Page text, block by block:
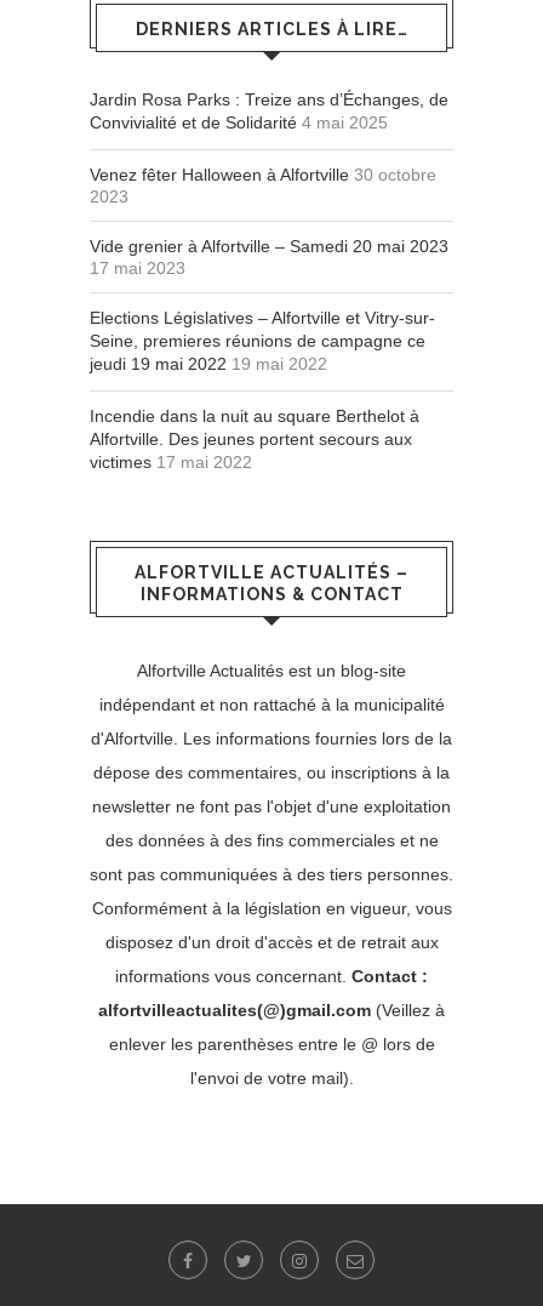
DERNIERS ARTICLES À LIRE…
Jardin Rosa Parks : Treize ans d’Échanges, de
Convivialité et de Solidarité 4 mai 2025
Venez fêter Halloween à Alfortville 30 octobre
2023
Vide grenier à Alfortville – Samedi 20 mai 2023
17 mai 2023
Elections Législatives – Alfortville et Vitry-sur-
Seine, premieres réunions de campagne ce
jeudi 19 mai 2022 19 mai 2022
Incendie dans la nuit au square Berthelot à
Alfortville. Des jeunes portent secours aux
victimes 17 mai 2022
ALFORTVILLE ACTUALITÉS –
INFORMATIONS & CONTACT
Alfortville Actualités est un blog-site
indépendant et non rattaché à la municipalité
d'Alfortville. Les informations fournies lors de la
dépose des commentaires, ou inscriptions à la
newsletter ne font pas l'objet d'une exploitation
des données à des fins commerciales et ne
sont pas communiquées à des tiers personnes.
Conformément à la législation en vigueur, vous
disposez d'un droit d'accès et de retrait aux
informations vous concernant. Contact :
alfortvilleactualites(@)gmail.com (Veillez à
enlever les parenthèses entre le @ lors de
l'envoi de votre mail).